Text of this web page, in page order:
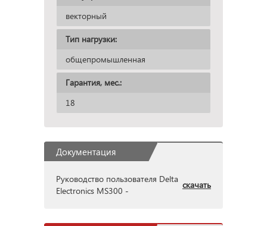
векторный
Тип нагрузки:
общепромышленная
Гарантия, мес.:
18
Документация
Руководство пользователя Delta
Electronics MS300 -
скачать